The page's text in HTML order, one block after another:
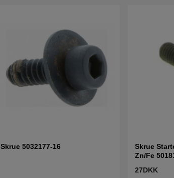
Skrue 5032177-16
Skrue
Zn/Fe
27DKK